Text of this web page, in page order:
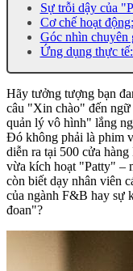
Sự trỗi dậy của
Cơ chế hoạt
Góc nhìn chuyên
Ứng dụng thực
Hãy tưởng tượng bạn
câu "Xin chào" đến
quản lý vô hình" lắng
Đó không phải là phim
diễn ra tại 500 cửa
vừa kích hoạt "Patty" –
còn biết dạy nhân viên
của ngành F&B hay sự
đoan"?